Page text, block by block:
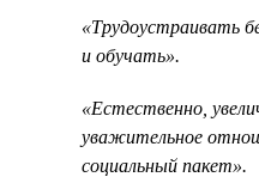
«Трудоустраивать
и обучать».
«Естественно,
уважительное
социальный пакет».